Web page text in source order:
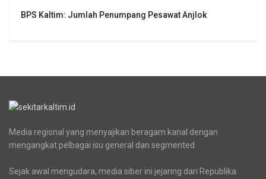
BPS Kaltim: Jumlah Penumpang Pesawat Anjlok
Media regional yang menyajikan beragam kanal dengan
mengangkat pelbagai isu general dan segmented.
Sejak awal mengudara, media siber ini jejaring dari Republika